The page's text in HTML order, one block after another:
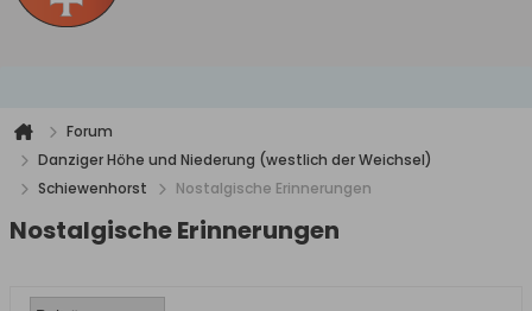
Forum
Danziger Höhe und Niederung (westlich der Weichsel)
Schiewenhorst
Nostalgische Erinnerungen
Nostalgische Erinnerungen